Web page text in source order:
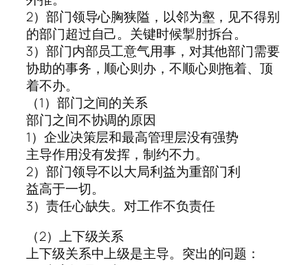
2）部门领导心胸狭隘，以邻为壑，见不得别
的部门超过自己。关键时候掣肘拆台。
3）部门内部员工意气用事，对其他部门需要
协助的事务，顺心则办，不顺心则拖着、顶
着不办。
（1）部门之间的关系
部门之间不协调的原因
1）企业决策层和最高管理层没有强势
主导作用没有发挥，制约不力。
2）部门领导不以大局利益为重部门利
益高于一切。
3）责任心缺失。对工作不负责任
（2）上下级关系
上下级关系中上级是主导。突出的问题：